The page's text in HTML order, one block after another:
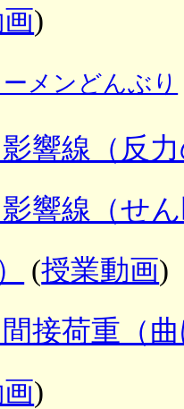
)
メンどんぶり
響線（反
響線（せ
(授業動画)
接荷重（
)